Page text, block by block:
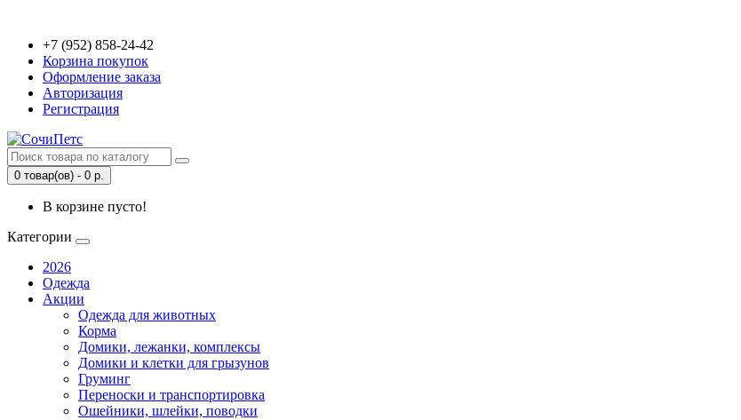
+7 (952) 858-24-42
Корзина покупок
Оформление заказа
Авторизация
Регистрация
0 товар(ов) - 0 р.
В корзине пусто!
Категории
2026
Одежда
Акции
Одежда для животных
Корма
Домики, лежанки, комплексы
Домики и клетки для грызунов
Груминг
Переноски и транспортировка
Ошейники, шлейки, поводки